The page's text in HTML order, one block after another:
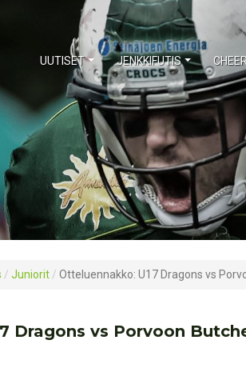
UUTISET JENKKIFUTIS
/ Juniorit / Otteluennakko: U17 Dragons vs
Dragons vs Porvoon